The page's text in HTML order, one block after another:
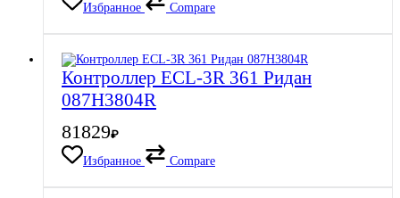
Избранное
Compare
Контроллер ECL-3R 361 Ридан
087H3804R
81829₽
Избранное
Compare